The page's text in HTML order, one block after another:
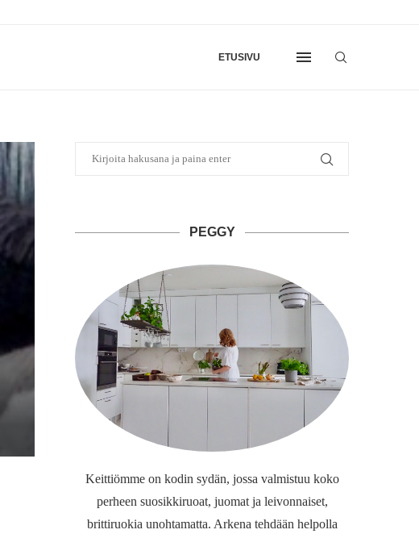
ETUSIVU
PEGGY
Keittiömme on kodin sydän, jossa valmistuu koko
perheen suosikkiruoat, juomat ja leivonnaiset,
brittiruokia unohtamatta. Arkena tehdään helpolla